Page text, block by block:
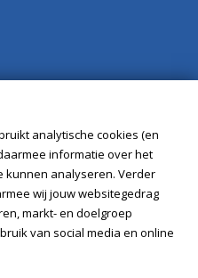
analytische cookies (en
informatie over het
kunnen analyseren. Verder
wij jouw websitegedrag
markt- en doelgroep
van social media en online